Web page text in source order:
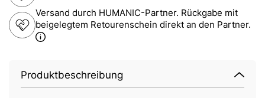
Versand durch HUMANIC-Partner. Rückgabe mit
beigelegtem Retourenschein direkt an den Partner.
Produktbeschreibung